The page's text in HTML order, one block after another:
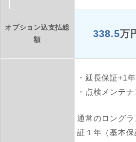
オプション込支払総
額
338.5万
延長保証+1年
点検メンテナ
通常のロングラ
証１年（基本保